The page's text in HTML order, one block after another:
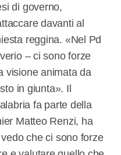
di governo,
davanti al
reggina. «Nel Pd
– ci sono forze
visione animata da
in giunta». Il
fa parte della
Matteo Renzi, ha
che ci sono forze